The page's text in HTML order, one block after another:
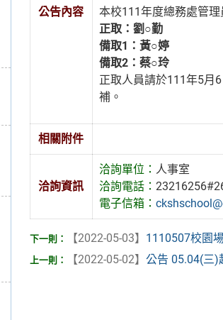
公告內容
本校111年度總務處管理
正取：劉 ○勤
備取1：黃○婷
備取2：蔡○玲
正取人員請於111年5月
補。
相關附件
洽詢資訊
洽詢單位： 人事室
洽詢電話：
電子信箱：
【2022-05-03】 1110507校園
【2022-05-02】 公告 05.04(三)